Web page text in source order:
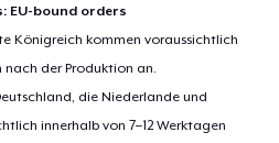
EU-bound orders
Königreich kommen voraussichtlich
nach der Produktion an.
die Niederlande und
innerhalb von 7–12 Werktagen